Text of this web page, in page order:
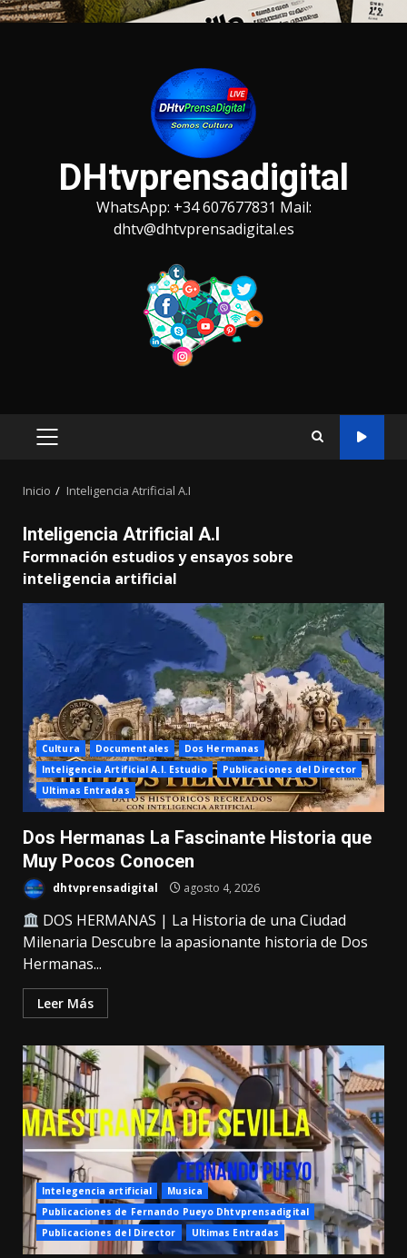
DHtvprensadigital
WhatsApp: +34 607677831 Mail:
dhtv@dhtvprensadigital.es
MENÚ
Inicio Inteligencia Atrificial A.I
Inteligencia Atrificial A.I
Formnación estudios y ensayos sobre
inteligencia artificial
Cultura Documentales
Dos Hermanas
Inteligencia Artificial A.I. Estudio
Publicaciones del Director
Ultimas Entradas
Dos Hermanas La Fascinante Historia que
Muy Pocos Conocen
dhtvprensadigital agosto 4, 2026
DOS HERMANAS | La Historia de una Ciudad
Milenaria Descubre la apasionante historia de Dos
Hermanas...
Leer Más
Intelegencia artificial
Musica
Publicaciones de Fernando Pueyo Dhtvprensadigital
Publicaciones del Director
Ultimas Entradas